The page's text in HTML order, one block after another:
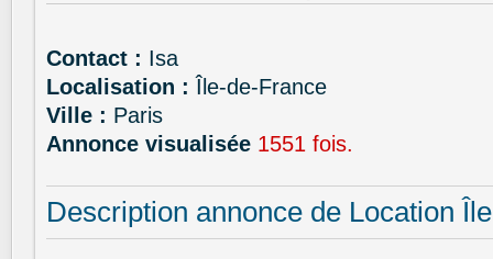
Contact : Isa
Localisation : Île-de-France
Ville : Paris
Annonce visualisée 1551 fois.
Description annonce de Location